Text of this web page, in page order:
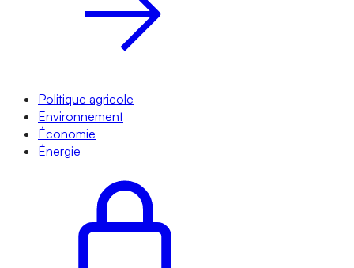
Politique agricole
Environnement
Économie
Énergie